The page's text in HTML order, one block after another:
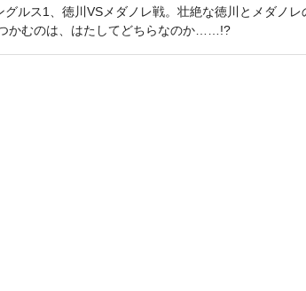
ルス1、徳川VSメダノレ戦。壮絶な徳川とメダノレ
かむのは、はたしてどちらなのか……!?